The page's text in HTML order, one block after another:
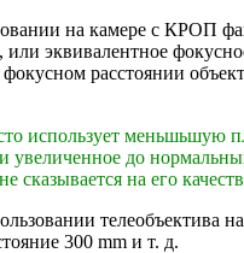
на камере с КРОП
эквивалентное
расстоянии
использует меньшьшую
и увеличенное до
на его
телеобъектива
300 mm и т. д.